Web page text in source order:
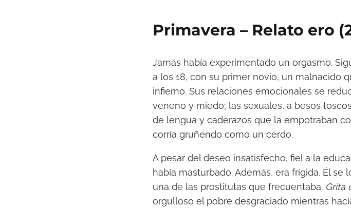
Primavera – Relato ero
Jamás había experimentado un orgasmo.
a los 18, con su primer novio, un malnacido
infierno. Sus relaciones emocionales se
veneno y miedo; las sexuales, a besos
de lengua y caderazos que la empotraban
corría gruñendo como un cerdo.
A pesar del deseo insatisfecho, fiel a la
había masturbado. Además, era frígida. Él
una de las prostitutas que frecuentaba. Grita
orgulloso el pobre desgraciado mientras